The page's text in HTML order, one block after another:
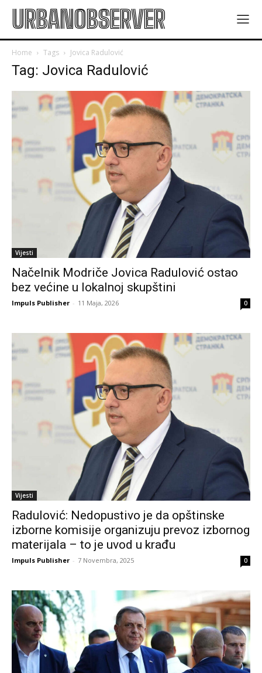
URBANOBSERVER
Home Tags Jovica Radulović
Tag: Jovica Radulović
Vijesti
Načelnik Modriče Jovica Radulović ostao
bez većine u lokalnoj skupštini
Impuls Publisher - 11 Maja, 2026 0
Vijesti
Radulović: Nedopustivo je da opštinske
izborne komisije organizuju prevoz izbornog
materijala – to je uvod u krađu
Impuls Publisher - 7 Novembra, 2025 0